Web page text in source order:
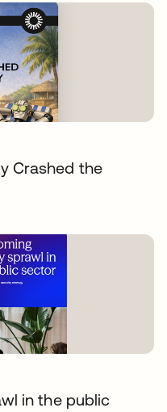
Crashed the
in the public